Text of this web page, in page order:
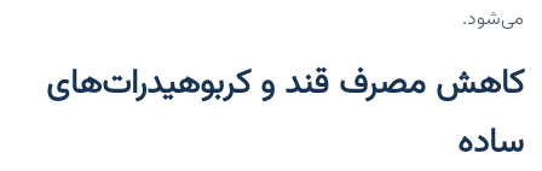
می‌شود.
کاهش مصرف قند و کربوهیدرات‌های
ساده